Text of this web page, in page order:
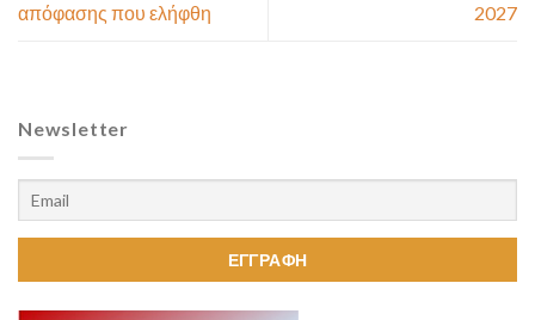
απόφασης που ελήφθη
2027
Newsletter